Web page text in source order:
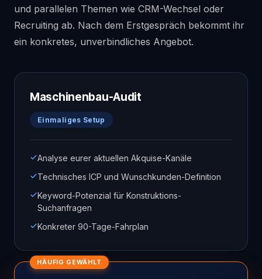
und parallelen Themen wie CRM-Wechsel oder
Recruiting ab. Nach dem Erstgespräch bekommt ihr
ein konkretes, unverbindliches Angebot.
Maschinenbau-Audit
Einmaliges Setup
Analyse eurer aktuellen Akquise-Kanäle
Technisches ICP und Wunschkunden-Definition
Keyword-Potenzial für Konstruktions-
Suchanfragen
Konkreter 90-Tage-Fahrplan
HÄUFIG GEWÄHLT